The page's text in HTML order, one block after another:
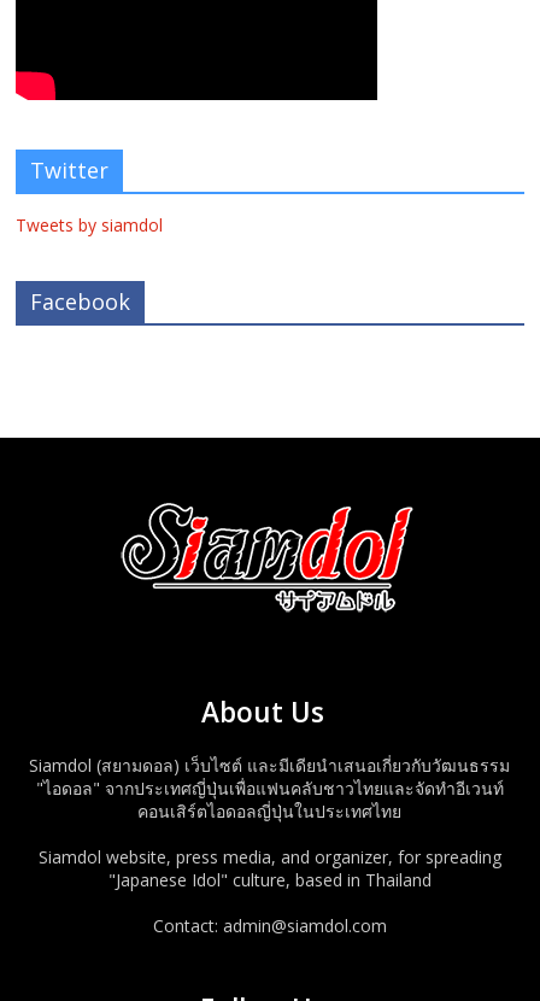
Twitter
Tweets by siamdol
Facebook
About Us
Siamdol (สยามดอล) เว็บไซต์ และมีเดียนำเสนอเกี่ยวกับวัฒนธรรม
"ไอดอล" จากประเทศญี่ปุ่นเพื่อแฟนคลับชาวไทยและจัดทำอีเวนท์
คอนเสิร์ตไอดอลญี่ปุ่นในประเทศไทย
Siamdol website, press media, and organizer, for spreading
"Japanese Idol" culture, based in Thailand
Contact: admin@siamdol.com